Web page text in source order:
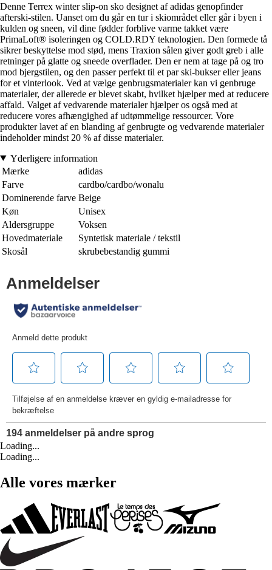
Denne Terrex winter slip-on sko designet af adidas genopfinder
afterski-stilen. Uanset om du går en tur i skiområdet eller går i byen i
kulden og sneen, vil dine fødder forblive varme takket være
PrimaLoft® isoleringen og COLD.RDY teknologien. Den formede tå
sikrer beskyttelse mod stød, mens Traxion sålen giver godt greb i alle
retninger på glatte og sneede overflader. Den er nem at tage på og tro
mod bjergstilen, og den passer perfekt til et par ski-bukser eller jeans
for et vinterlook. Ved at vælge genbrugsmaterialer kan vi genbruge
materialer, der allerede er blevet skabt, hvilket hjælper med at reducere
affald. Valget af vedvarende materialer hjælper os også med at
reducere vores afhængighed af udtømmelige ressourcer. Vore
produkter lavet af en blanding af genbrugte og vedvarende materialer
indeholder mindst 20 % af disse materialer.
Yderligere information
Mærke
adidas
Farve
cardbo/cardbo/wonalu
Dominerende farve Beige
Køn
Unisex
Aldersgruppe
Voksen
Hovedmateriale
Syntetisk materiale / tekstil
Skosål
skrubebestandig gummi
Loading...
Loading...
Alle vores mærker